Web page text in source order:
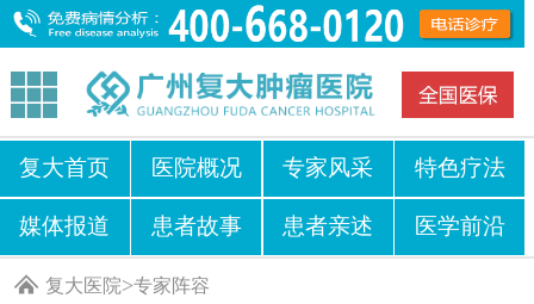
复大首页 医院概况 专家风采 特色疗法
媒体报道 患者故事 患者亲述 医学前沿
复大医院>专家阵容